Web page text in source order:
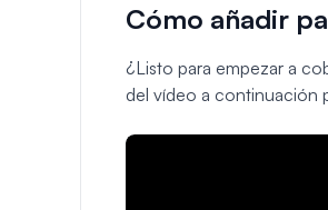
Cómo añadir
¿Listo para empezar a
del vídeo a continuación